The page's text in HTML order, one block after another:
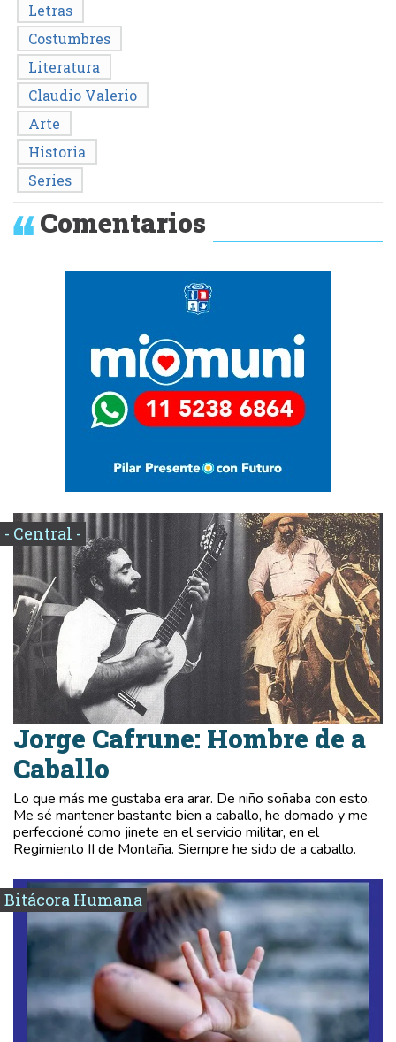
Letras
Costumbres
Literatura
Claudio Valerio
Arte
Historia
Series
Comentarios
- Central -
Jorge Cafrune: Hombre de a
Caballo
Lo que más me gustaba era arar. De niño soñaba con esto.
Me sé mantener bastante bien a caballo, he domado y me
perfeccioné como jinete en el servicio militar, en el
Regimiento II de Montaña. Siempre he sido de a caballo.
Bitácora Humana